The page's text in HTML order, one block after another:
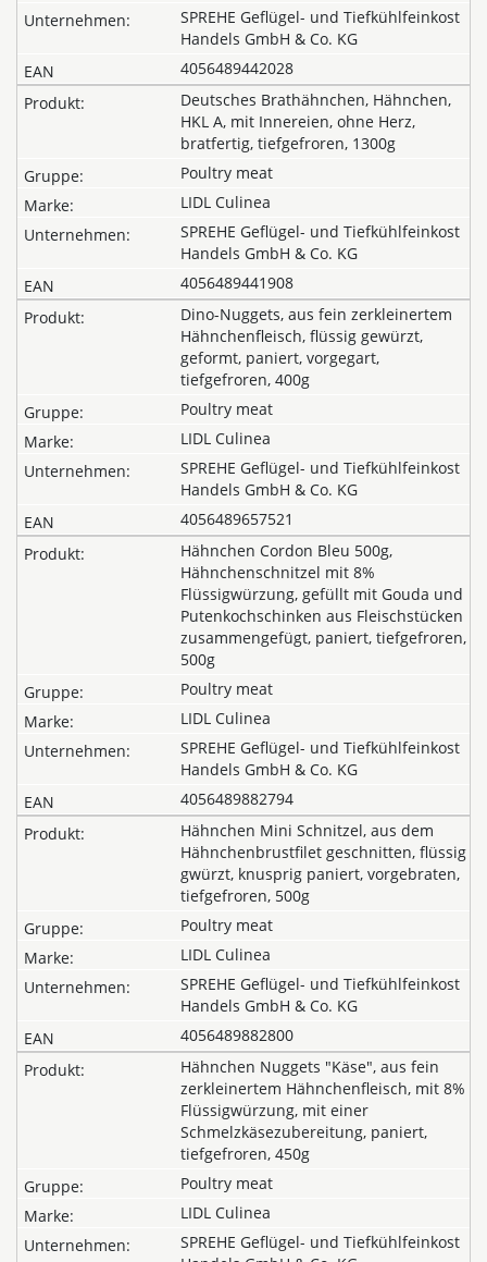
SPREHE Geflügel- und Tiefkühlfeinkost
Handels GmbH & Co. KG
4056489442028
Deutsches Brathähnchen, Hähnchen,
HKL A, mit Innereien, ohne Herz,
bratfertig, tiefgefroren, 1300g
Poultry meat
LIDL Culinea
SPREHE Geflügel- und Tiefkühlfeinkost
Handels GmbH & Co. KG
4056489441908
Dino-Nuggets, aus fein zerkleinertem
Hähnchenfleisch, flüssig gewürzt,
geformt, paniert, vorgegart,
tiefgefroren, 400g
Poultry meat
LIDL Culinea
SPREHE Geflügel- und Tiefkühlfeinkost
Handels GmbH & Co. KG
4056489657521
Hähnchen Cordon Bleu 500g,
Hähnchenschnitzel mit 8%
Flüssigwürzung, gefüllt mit Gouda und
Putenkochschinken aus Fleischstücken
zusammengefügt, paniert, tiefgefroren,
500g
Poultry meat
LIDL Culinea
SPREHE Geflügel- und Tiefkühlfeinkost
Handels GmbH & Co. KG
4056489882794
Hähnchen Mini Schnitzel, aus dem
Hähnchenbrustfilet geschnitten, flüssig
gwürzt, knusprig paniert, vorgebraten,
tiefgefroren, 500g
Poultry meat
LIDL Culinea
SPREHE Geflügel- und Tiefkühlfeinkost
Handels GmbH & Co. KG
4056489882800
Hähnchen Nuggets "Käse", aus fein
zerkleinertem Hähnchenfleisch, mit 8%
Flüssigwürzung, mit einer
Schmelzkäsezubereitung, paniert,
tiefgefroren, 450g
Poultry meat
LIDL Culinea
SPREHE Geflügel- und Tiefkühlfeinkost